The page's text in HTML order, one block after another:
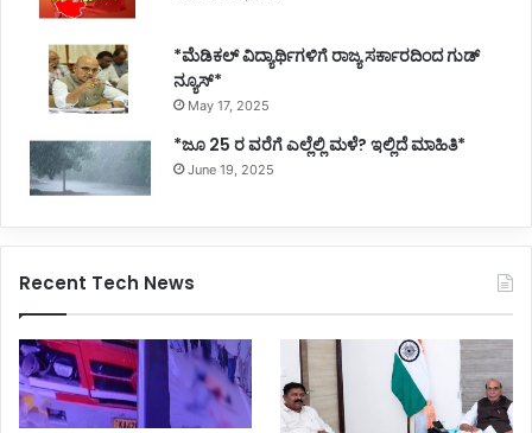
*ಮೆಡಿಕಲ್ ವಿದ್ಯಾರ್ಥಿಗಳಿಗೆ ರಾಜ್ಯ ಸರ್ಕಾರದಿಂದ ಗುಡ್
ನ್ಯೂಸ್*
May 17, 2025
*ಜೂ 25 ರ ವರೆಗೆ ಎಲ್ಲೆಲ್ಲಿ ಮಳೆ? ಇಲ್ಲಿದೆ ಮಾಹಿತಿ*
June 19, 2025
Recent Tech News